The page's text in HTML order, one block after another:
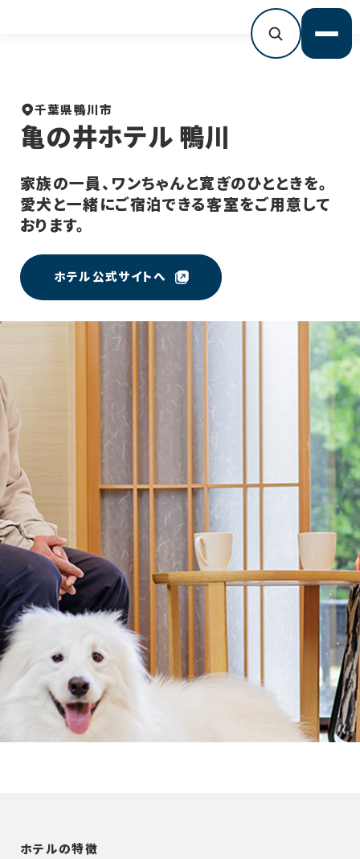
メ
千葉県鴨川市
亀の井ホテル 鴨川
家族の一員、ワンちゃんと寛ぎのひとときを。
愛犬と一緒にご宿泊できる客室をご用意して
おります。
ホテル公式サイトへ
ホテルの特徴